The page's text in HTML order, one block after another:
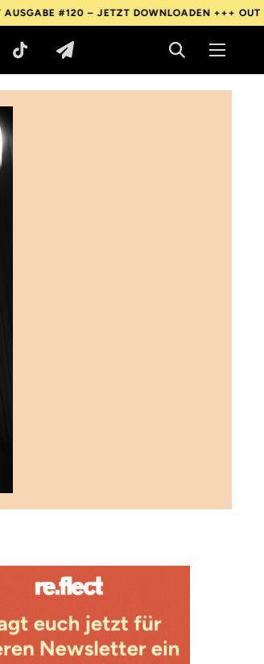
#120 – JETZT DOWNLOADEN +++OUT NOW: